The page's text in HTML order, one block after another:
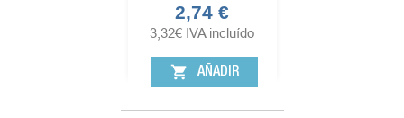
Precio
2,74 €
3,32€ IVA incluído
shopping_cart AÑADIR